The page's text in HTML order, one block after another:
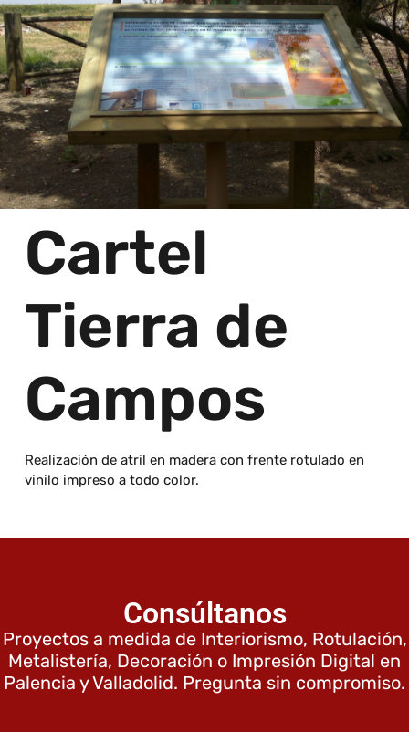
Cartel
Tierra de
Campos
Realización de atril en madera con frente rotulado en
vinilo impreso a todo color.
Consúltanos
Proyectos a medida de Interiorismo, Rotulación,
Metalistería, Decoración o Impresión Digital en
Palencia y Valladolid. Pregunta sin compromiso.